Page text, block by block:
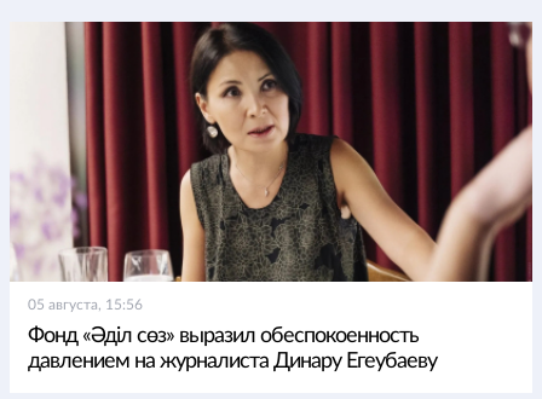
05 августа, 15:56
Фонд «Әділ сөз» выразил обеспокоенность
давлением на журналиста Динару Егеубаеву